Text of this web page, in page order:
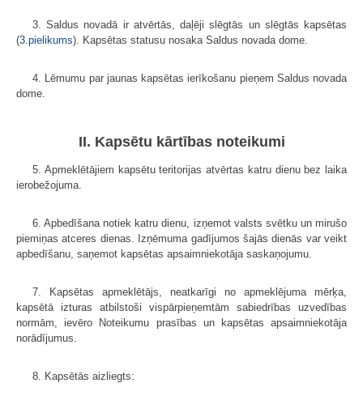
3. Saldus novadā ir atvērtās, daļēji slēgtās un slēgtās kapsētas
(3.pielikums). Kapsētas statusu nosaka Saldus novada dome.
4. Lēmumu par jaunas kapsētas ierīkošanu pieņem Saldus novada
dome.
II. Kapsētu kārtības noteikumi
5. Apmeklētājiem kapsētu teritorijas atvērtas katru dienu bez laika
ierobežojuma.
6. Apbedīšana notiek katru dienu, izņemot valsts svētku un mirušo
piemiņas atceres dienas. Izņēmuma gadījumos šajās dienās var veikt
apbedīšanu, saņemot kapsētas apsaimniekotāja saskaņojumu.
7. Kapsētas apmeklētājs, neatkarīgi no apmeklējuma mērķa,
kapsētā izturas atbilstoši vispārpieņemtām sabiedrības uzvedības
normām, ievēro Noteikumu prasības un kapsētas apsaimniekotāja
norādījumus.
8. Kapsētās aizliegts: